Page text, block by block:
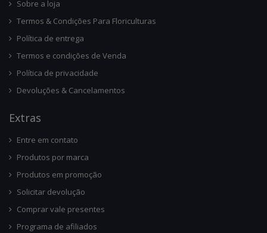
Sobre a loja
Termos & Condições Para Floriculturas
Política de entrega
Termos e condições de Venda
Política de privacidade
Devoluções & Cancelamentos
ExtRas
Entre em contato
Produtos por marca
Produtos em promoção
Solicitar devolução
Comprar vale presentes
Programa de afiliados